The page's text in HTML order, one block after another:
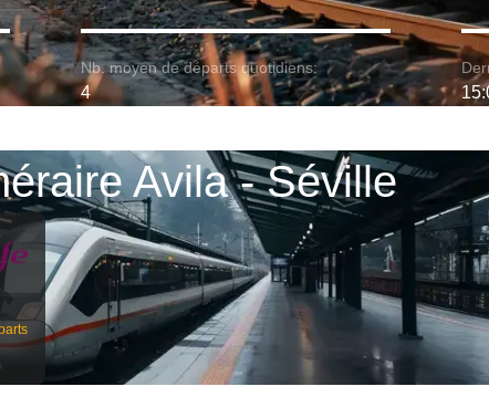
Nb. moyen de départs quotidiens:
4
Avila - Séville